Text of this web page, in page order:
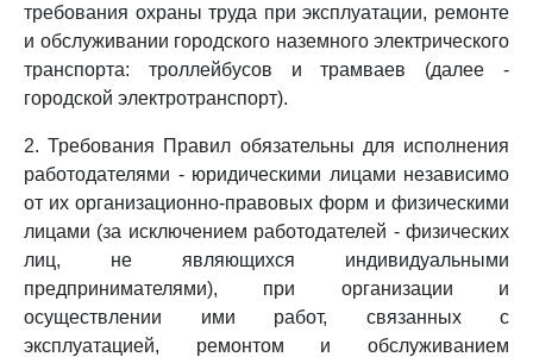
требования охраны труда при эксплуатации, ремонте
и обслуживании городского наземного электрического
транспорта: троллейбусов и трамваев (далее -
городской электротранспорт).
2. Требования Правил обязательны для исполнения
работодателями - юридическими лицами независимо
от их организационно-правовых форм и физическими
лицами (за исключением работодателей - физических
лиц, не являющихся индивидуальными
предпринимателями), при организации и
осуществлении ими работ, связанных с
эксплуатацией, ремонтом и обслуживанием